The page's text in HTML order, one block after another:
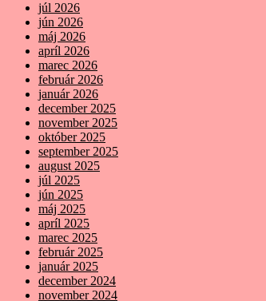
júl 2026
jún 2026
máj 2026
apríl 2026
marec 2026
február 2026
január 2026
december 2025
november 2025
október 2025
september 2025
august 2025
júl 2025
jún 2025
máj 2025
apríl 2025
marec 2025
február 2025
január 2025
december 2024
november 2024